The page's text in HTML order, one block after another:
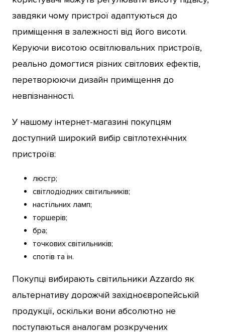
завдяки чому пристрої адаптуються до
приміщення в залежності від його висоти.
Керуючи висотою освітлювальних пристроїв,
реально домогтися різних світлових ефектів,
перетворюючи дизайн приміщення до
невпізнанності.
У нашому інтернет-магазині покупцям
доступний широкий вибір світлотехнічних
пристроїв:
люстр;
світлодіодних світильників;
настільних ламп;
торшерів;
бра;
точкових світильників;
спотів та ін.
Покупці вибирають світильники Azzardo як
альтернативу дорожчій західноєвропейській
продукції, оскільки вони абсолютно не
поступаються аналогам розкручених